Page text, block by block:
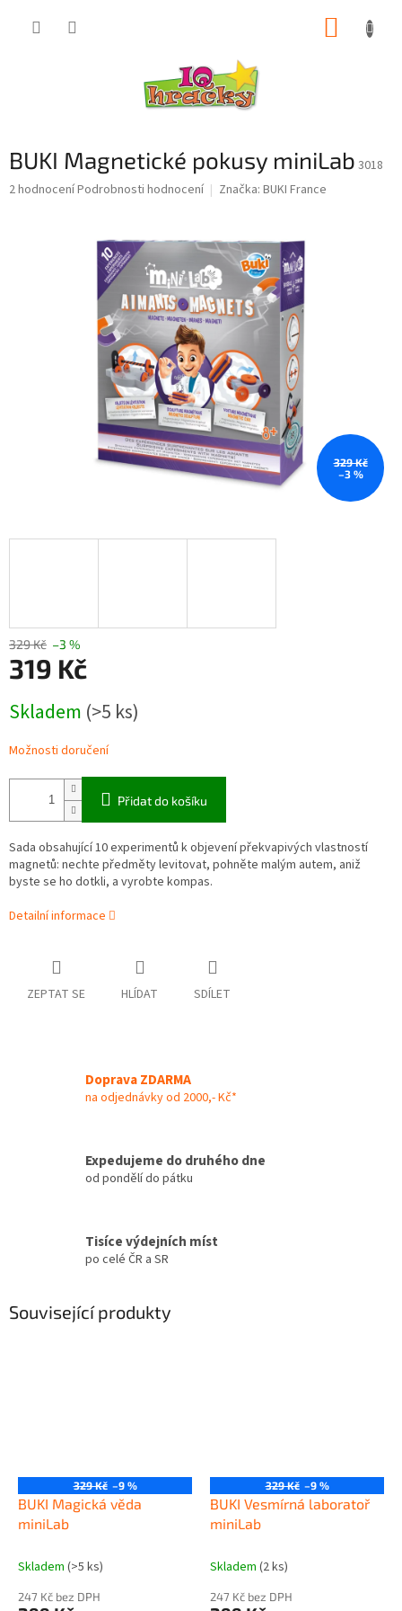
BUKI Magnetické pokusy miniLab 3018
Průměrné
2 hodnoceníPodrobnosti hodnocení Značka: BUKI France
329 Kč
–3 %
329 Kč –3 %
319 Kč
cena:
Skladem (>5 ks)
Možnosti doručení
Přidat do košíku
Sada obsahující10 experimentů k objevení překvapivých vlastností
magnetů: nechte předměty levitovat, pohněte malým autem, aniž
byste se ho dotkli, a vyrobte kompas.
Detailní informace
ZEPTAT SE HLÍDAT SDÍLET
Doprava ZDARMA
na odjednávky od 2000,- Kč*
Expedujeme do druhého dne
od pondělí do pátku
Tisíce výdejních míst
po celé ČR a SR
Související produkty
329 Kč –9 %
BUKI Magická věda
miniLab
Skladem (>5 ks)
247 Kč bez DPH
329 Kč –9 %
BUKI Vesmírná laboratoř
miniLab
Skladem (2 ks)
247 Kč bez DPH